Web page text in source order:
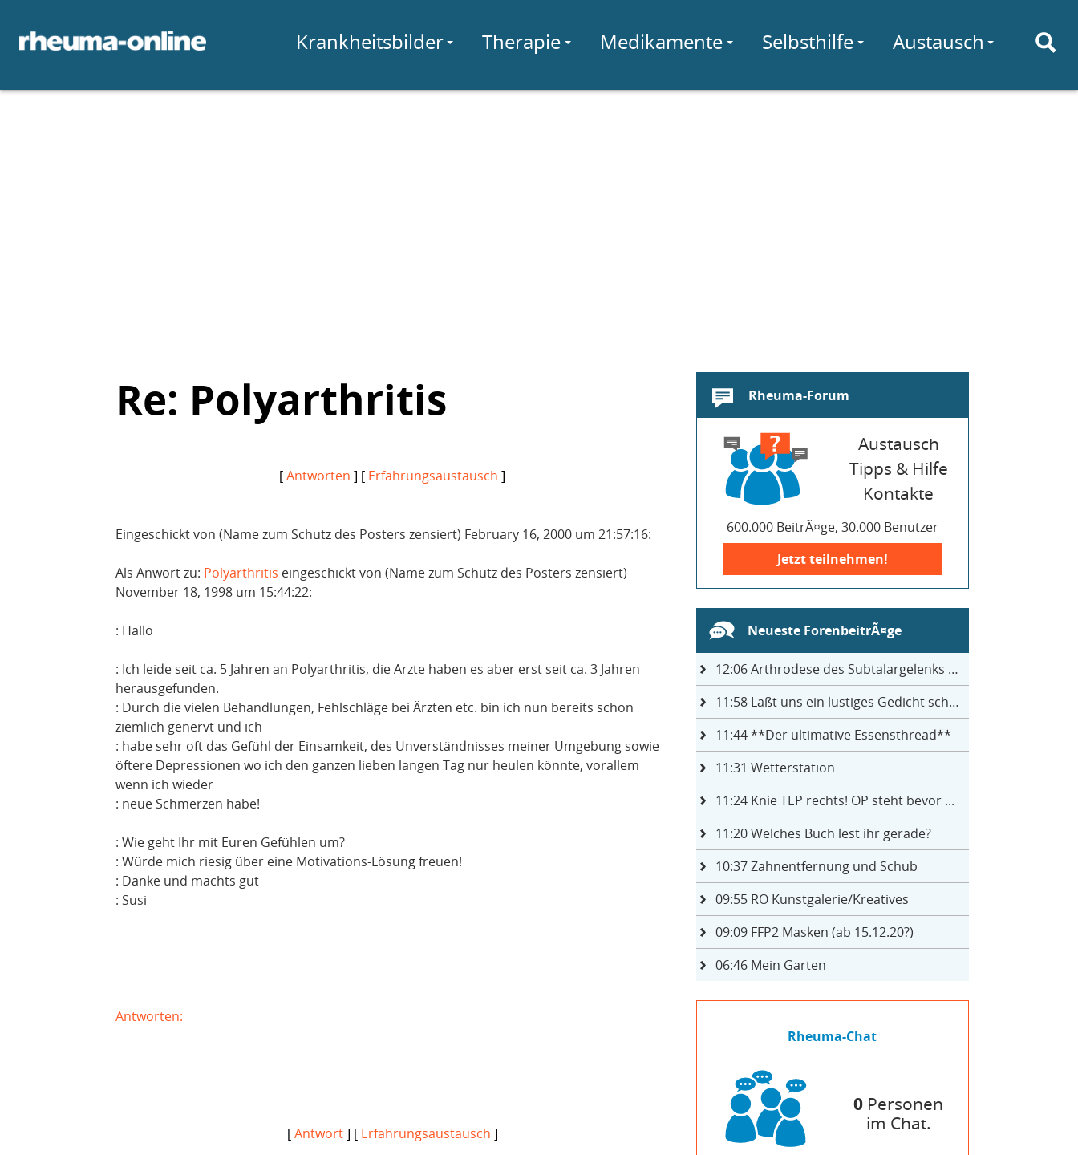
Krankheitsbilder Therapie Medikamente Selbsthilfe Austausch
Re: Polyarthritis
[Antworten ] [ Erfahrungsaustausch ]
Eingeschickt von (Name zum Schutz des Posters zensiert) February 16, 2000 um 21:57:16:
Als Anwort zu: Polyarthritis eingeschickt von (Name zum Schutz des Posters zensiert)
November 18, 1998 um 15:44:22:
: Hallo
: Ich leide seit ca. 5 Jahren an Polyarthritis, die Ärzte haben es aber erst seit ca. 3 Jahren
herausgefunden.
: Durch die vielen Behandlungen, Fehlschläge bei Ärzten etc. bin ich nun bereits schon
ziemlich genervt und ich
: habe sehr oft das Gefühl der Einsamkeit, des Unverständnisses meiner Umgebung sowie
öftere Depressionen wo ich den ganzen lieben langen Tag nur heulen könnte, vorallem
wenn ich wieder
: neue Schmerzen habe!
: Wie geht Ihr mit Euren Gefühlen um?
: Würde mich riesig über eine Motivations-Lösung freuen!
: Danke und machts gut
: Susi
Antworten:
[Antwort] [ Erfahrungsaustausch ]
Rheuma-Forum
Austausch
Tipps & Hilfe
Kontakte
600.000 BeitrÃ¤ge, 30.000 Benutzer
Jetzt teilnehmen!
Neueste ForenbeitrÃ¤ge
12:06Arthrodese des Subtalargelenks mit 27
11:58Laßt uns ein lustiges Gedicht schreiben- jeder einen Satz
11:44**Der ultimative Essensthread**
11:31 Wetterstation
11:24Knie TEP rechts! OP steht bevor ...
11:20Welches Buch lest ihr gerade?
10:37Zahnentfernung und Schub
09:55RO Kunstgalerie/Kreatives
09:09FFP2 Masken (ab 15.12.20?)
06:46Mein Garten
Rheuma-Chat
0 Personen
im Chat.